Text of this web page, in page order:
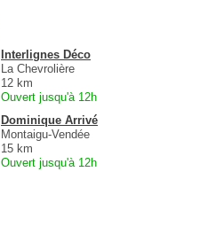
Interlignes Déco
La Chevrolière
12 km
Ouvert jusqu'à 12h
Dominique Arrivé
Montaigu-Vendée
15 km
Ouvert jusqu'à 12h